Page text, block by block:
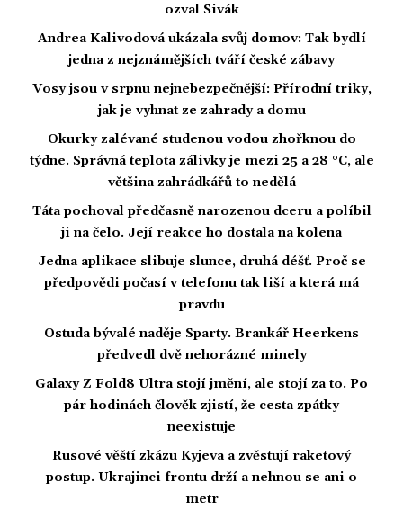
ozval Sivák
Andrea Kalivodová ukázala svůj domov: Tak bydlí
jedna z nejznámějších tváří české zábavy
Vosy jsou v srpnu nejnebezpečnější: Přírodní triky,
jak je vyhnat ze zahrady a domu
Okurky zalévané studenou vodou zhořknou do
týdne. Správná teplota zálivky je mezi 25 a 28 °C, ale
většina zahrádkářů to nedělá
Táta pochoval předčasně narozenou dceru a políbil
ji na čelo. Její reakce ho dostala na kolena
Jedna aplikace slibuje slunce, druhá déšť. Proč se
předpovědi počasí v telefonu tak liší a která má
pravdu
Ostuda bývalé naděje Sparty. Brankář Heerkens
předvedl dvě nehorázné minely
Galaxy Z Fold8 Ultra stojí jmění, ale stojí za to. Po
pár hodinách člověk zjistí, že cesta zpátky
neexistuje
Rusové věští zkázu Kyjeva a zvěstují raketový
postup. Ukrajinci frontu drží a nehnou se ani o
metr